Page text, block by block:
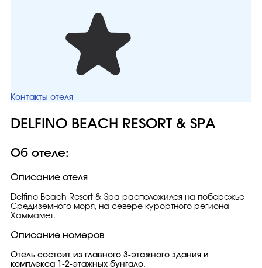
Контакты отеля
DELFINO BEACH RESORT & SPA
Об отеле:
Описание отеля
Delfino Beach Resort & Spa расположился на побережье
Средиземного моря, на севере курортного региона
Хаммамет.
Описание номеров
Отель состоит из главного 3-этажного здания и
комплекса 1-2-этажных бунгало.